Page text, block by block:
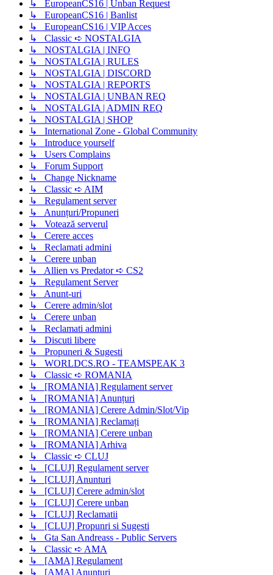
↳ EuropeanCS16 | Unban Request
↳ EuropeanCS16 | Banlist
↳ EuropeanCS16 | VIP Acces
↳ Classic ➪ NOSTALGIA
↳ NOSTALGIA | INFO
↳ NOSTALGIA | RULES
↳ NOSTALGIA | DISCORD
↳ NOSTALGIA | REPORTS
↳ NOSTALGIA | UNBAN REQ
↳ NOSTALGIA | ADMIN REQ
↳ NOSTALGIA | SHOP
↳ International Zone - Global Community
↳ Introduce yourself
↳ Users Complains
↳ Forum Support
↳ Change Nickname
↳ Classic ➪ AIM
↳ Regulament server
↳ Anunțuri/Propuneri
↳ Votează serverul
↳ Cerere acces
↳ Reclamati admini
↳ Cerere unban
↳ Allien vs Predator ➪ CS2
↳ Regulament Server
↳ Anunt-uri
↳ Cerere admin/slot
↳ Cerere unban
↳ Reclamati admini
↳ Discuti libere
↳ Propuneri & Sugesti
↳ WORLDCS.RO - TEAMSPEAK 3
↳ Classic ➪ ROMANIA
↳ [ROMANIA] Regulament server
↳ [ROMANIA] Anunțuri
↳ [ROMANIA] Cerere Admin/Slot/Vip
↳ [ROMANIA] Reclamați
↳ [ROMANIA] Cerere unban
↳ [ROMANIA] Arhiva
↳ Classic ➪ CLUJ
↳ [CLUJ] Regulament server
↳ [CLUJ] Anunturi
↳ [CLUJ] Cerere admin/slot
↳ [CLUJ] Cerere unban
↳ [CLUJ] Reclamatii
↳ [CLUJ] Propunri si Sugesti
↳ Gta San Andreass - Public Servers
↳ Classic ➪ AMA
↳ [AMA] Regulament
↳ [AMA] Anunțuri